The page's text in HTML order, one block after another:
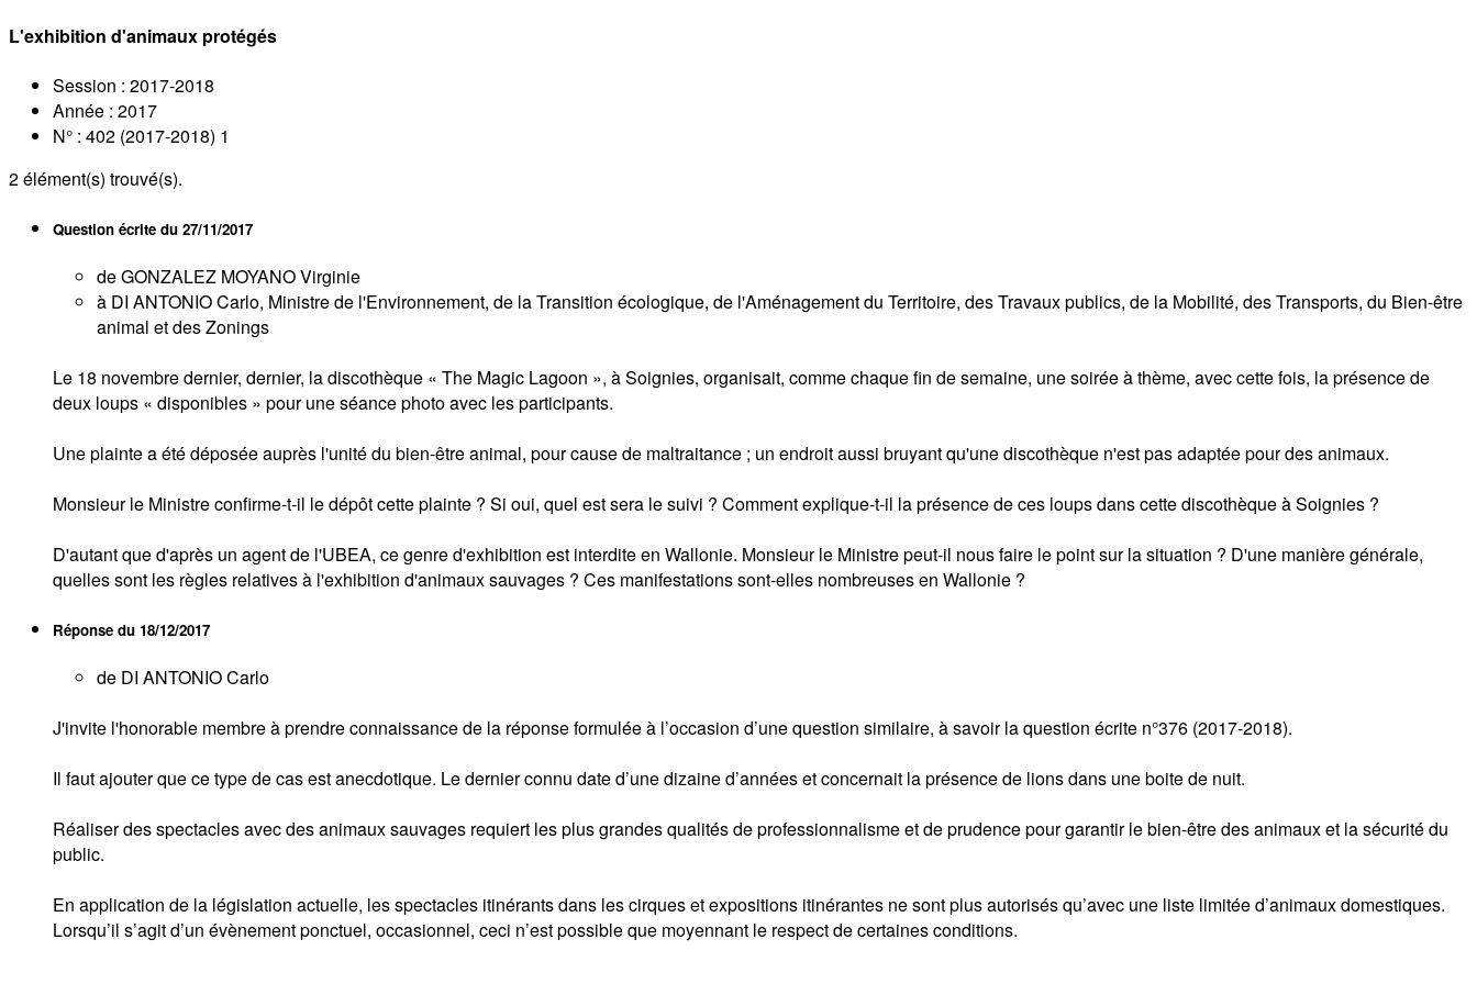
L'exhibition d'animaux protégés
Session : 2017-2018
Année : 2017
N° : 402 (2017-2018) 1
2élément(s) trouvé(s).
Question écrite du 27/11/2017
de GONZALEZ MOYANO Virginie
à DI ANTONIO Carlo, Ministre de l'Environnement, de la Transition écologique, de l'Aménagement du Territoire, des Travaux publics, de la Mobilité, des Transports, du Bien-être
animal et des Zonings
Le 18 novembre dernier, dernier, la discothèque « The Magic Lagoon », à Soignies, organisait, comme chaque fin de semaine, une soirée à thème, avec cette fois, la présence de
deux loups « disponibles » pour une séance photo avec les participants.
Une plainte a été déposée auprès l'unité du bien-être animal, pour cause de maltraitance ; un endroit aussi bruyant qu'une discothèque n'est pas adaptée pour des animaux.
Monsieur le Ministre confirme-t-il le dépôt cette plainte ? Si oui, quel est sera le suivi ? Comment explique-t-il la présence de ces loups dans cette discothèque à Soignies ?
D'autant que d'après un agent de l'UBEA, ce genre d'exhibition est interdite en Wallonie. Monsieur le Ministre peut-il nous faire le point sur la situation ? D'une manière générale,
quelles sont les règles relatives à l'exhibition d'animaux sauvages ? Ces manifestations sont-elles nombreuses en Wallonie ?
Réponse du 18/12/2017
de DI ANTONIO Carlo
J'invite l'honorable membre à prendre connaissance de la réponse formulée à l’occasion d’une question similaire, à savoir la question écrite n°376 (2017-2018).
Il faut ajouter que ce type de cas est anecdotique. Le dernier connu date d’une dizaine d’années et concernait la présence de lions dans une boite de nuit.
Réaliser des spectacles avec des animaux sauvages requiert les plus grandes qualités de professionnalisme et de prudence pour garantir le bien-être des animaux et la sécurité du
public.
En application de la législation actuelle, les spectacles itinérants dans les cirques et expositions itinérantes ne sont plus autorisés qu’avec une liste limitée d’animaux domestiques.
Lorsqu’il s’agit d’un évènement ponctuel, occasionnel, ceci n’est possible que moyennant le respect de certaines conditions.